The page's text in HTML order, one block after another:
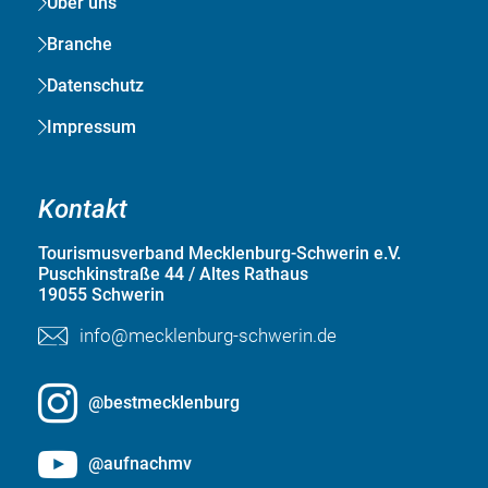
Branche
Datenschutz
Impressum
Kontakt
Tourismusverband Mecklenburg-Schwerin e.V.
Puschkinstraße 44 / Altes Rathaus
19055 Schwerin
info@mecklenburg-schwerin.de
@bestmecklenburg
@aufnachmv